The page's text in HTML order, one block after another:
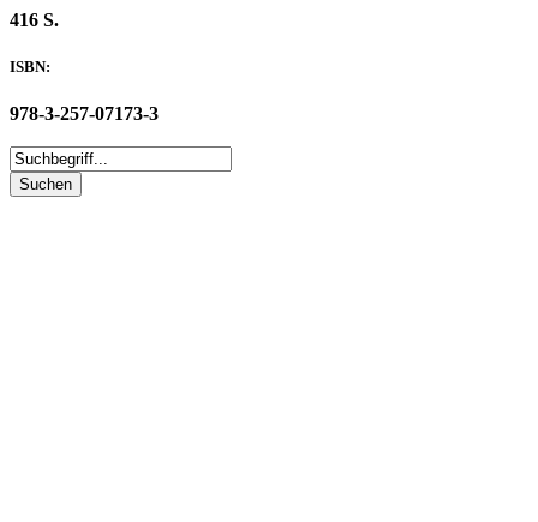
416 S.
ISBN:
978-3-257-07173-3